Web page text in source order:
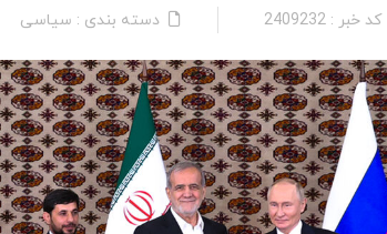
کد خبر : 2409232 دسته بندی : سیاسی